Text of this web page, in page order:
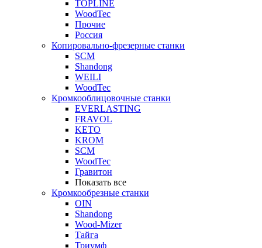
TOPLINE
WoodTec
Прочие
Россия
Копировально-фрезерные станки
SCM
Shandong
WEILI
WoodTec
Кромкооблицовочные станки
EVERLASTING
FRAVOL
KETO
KROM
SCM
WoodTec
Гравитон
Показать все
Кромкообрезные станки
OIN
Shandong
Wood-Mizer
Тайга
Триумф